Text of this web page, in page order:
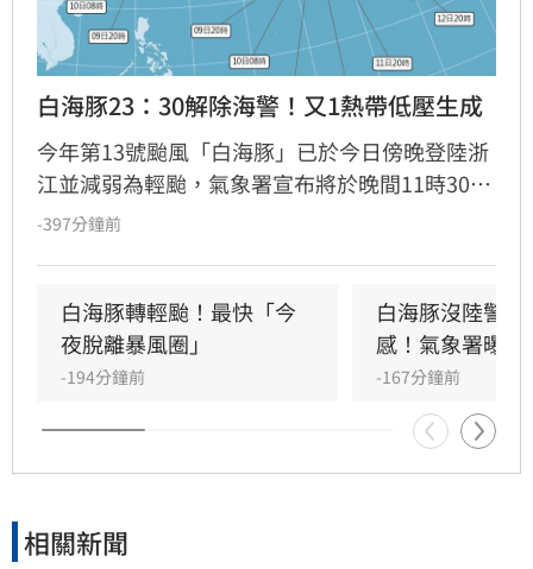
白海豚23：30解除海警！又1熱帶低壓生成
今年第13號颱風「白海豚」已於今日傍晚登陸浙
江並減弱為輕颱，氣象署宣布將於晚間11時30分
解除海警。受颱風影響，中部以北山區連日累積
大雨，北部及東半部則需留意午後雷陣雨。
-397分鐘前
白海豚轉輕颱！最快「今
夜脫離暴風圈」
-194分鐘前
白海豚沒陸警
感！氣象署曝關
-167分鐘前
相關新聞